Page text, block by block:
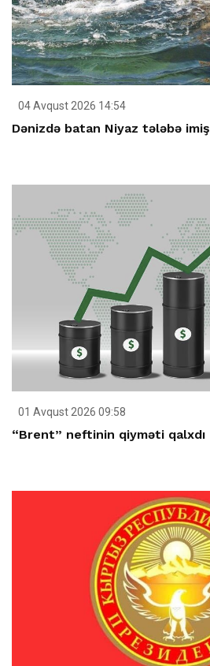
04 Avqust 2026 14:54
Dənizdə batan Niyaz tələbə imiş
01 Avqust 2026 09:58
“Brent” neftinin qiyməti qalxdı